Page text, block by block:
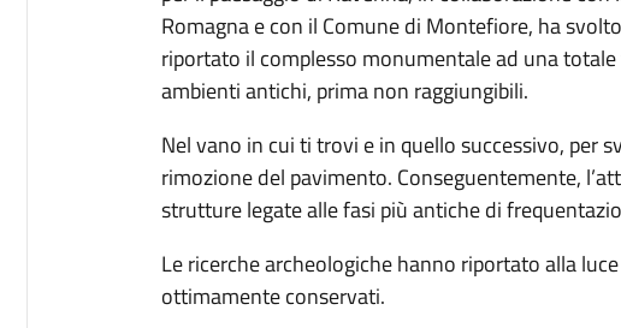
Romagna e con il Comune di Montefiore, ha
riportato il complesso monumentale ad una
ambienti antichi, prima non raggiungibili.
Nel vano in cui ti trovi e in quello successivo, per
rimozione del pavimento. Conseguentemente,
strutture legate alle fasi più antiche di
Le ricerche archeologiche hanno riportato alla
ottimamente conservati.